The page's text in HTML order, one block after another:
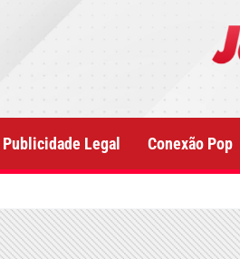
Publicidade Legal Conexão Pop